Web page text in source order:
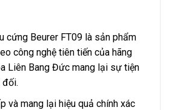
cứng Beurer FT09 là sản phẩm
công nghệ tiên tiến của hãng
Liên Bang Đức mang lại sự tiện
đối.
và mang lại hiệu quả chính xác